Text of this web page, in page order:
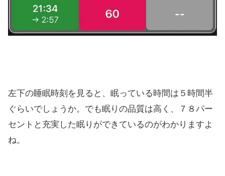
左下の睡眠時刻を見ると、眠っている時間は５時間半
ぐらいでしょうか。でも眠りの品質は高く、７８パー
セントと充実した眠りができているのがわかりますよ
ね。